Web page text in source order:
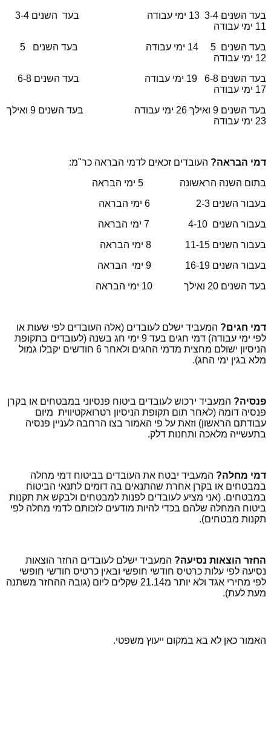
11 ימי עבודה
12 ימי עבודה
17 ימי עבודה
בעד השנים 9 ואילך 26 ימי עבודה בעד השנים 9 ואילך
23 ימי עבודה
דמי הבראה? העובדים זכאים לדמי הבראה כר"מ:
בתום השנה הראשונה 5 ימי הבראה
בעבור השנים 2-3 6 ימי הבראה
בעבור השנים 4-10 7 ימי הבראה
בעבור השנים 11-15 8 ימי הבראה
בעבור השנים 16-19 9 ימי הבראה
בעד השנים 20 ואילך 10 ימי הבראה
דמי חגים? המעביד ישלם לעובדים (אלה העובדים לפי שעות או
לפי ימי עבודה) דמי חגים בעד 9 ימי חג בשנה (לעובדים בתקופת
הניסיון ישולם מחצית מדמי החגים ולאחר 6 חודשים יקבלו גמול
מלא בגין ימי החג).
פנסיה? המעביד ירכוש לעובדים ביטוח פנסיוני במבטחים או בקרן
פנסיה דומה (לאחר תום תקופת הניסיון רטרואקטיווית מיום
עבודתם הראשון) וזאת על פי האמור בצו הרחבה לעניין פנסיה
בתעשייה מלאכה ותחנות דלק.
דמי מחלה? המעביד יבטח את העובדים בביטוח דמי מחלה
במבטחים או בקרן אחרת שהתנאים בה דומים לתנאי הביטוח
במבטחים. (אני מציע לעובדים לפנות למבטחים ולבקש את תקנות
ביטוח המחלה שלהם בכדי להיות מודעים לזכותם לדמי מחלה לפי
תקנות מבטחים).
החזר הוצאות נסיעה? המעביד ישלם לעובדים החזר הוצאות
נסיעה לפי עלות כרטיס חודשי חופשי ובאין כרטיס חודשי חופשי
לפי מחירי אגד ולא יותר מ21.14 שקלים ליום (גובה ההחזר משתנה
מעת לעת).
האמור כאן לא בא במקום ייעוץ משפטי.